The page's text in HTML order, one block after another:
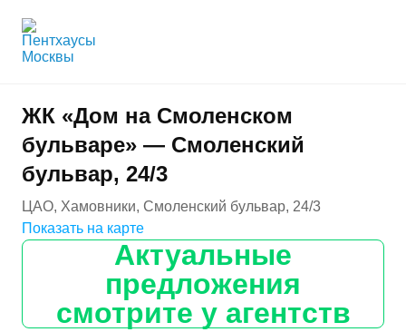
ЖК «Дом на Смоленском
бульваре» — Смоленский
бульвар, 24/3
ЦАО, Хамовники, Смоленский бульвар, 24/3
Показать на карте
Актуальные
предложения
смотрите у агентств